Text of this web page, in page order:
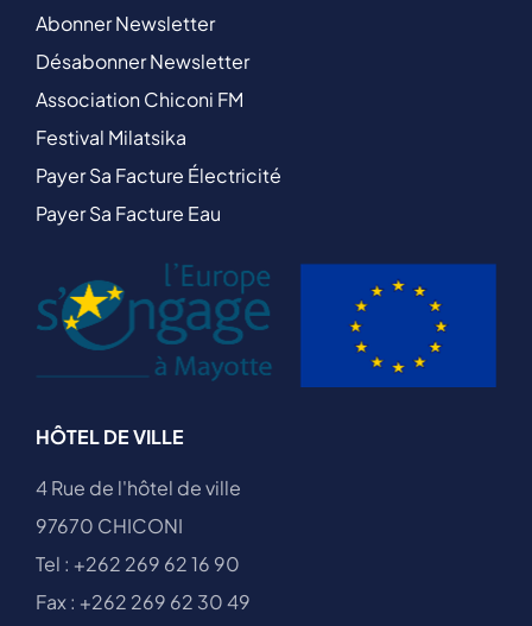
Abonner Newsletter
Désabonner Newsletter
Association Chiconi FM
Festival Milatsika
Payer Sa Facture Électricité
Payer Sa Facture Eau
HÔTEL DE VILLE
4 Rue de l'hôtel de ville
97670 CHICONI
Tel : +262 269 62 16 90
Fax : +262 269 62 30 49